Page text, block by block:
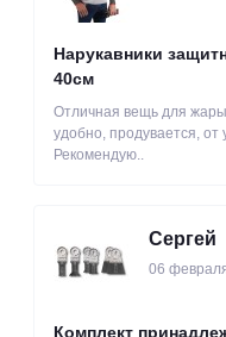
Нарукавники
40см
Отличная вещь для
удобно, продувается,
Рекомендую..
Сергей
06
Комплект